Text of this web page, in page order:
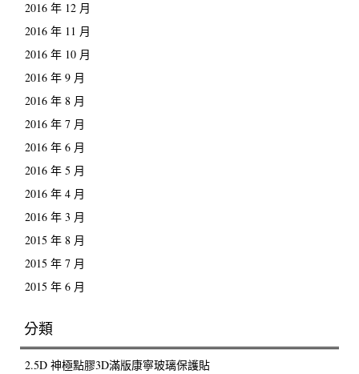
2016 年 12 月
2016 年 11 月
2016 年 10 月
2016 年 9 月
2016 年 8 月
2016 年 7 月
2016 年 6 月
2016 年 5 月
2016 年 4 月
2016 年 3 月
2015 年 8 月
2015 年 7 月
2015 年 6 月
分類
2.5D 神極點膠3D滿版康寧玻璃保護貼